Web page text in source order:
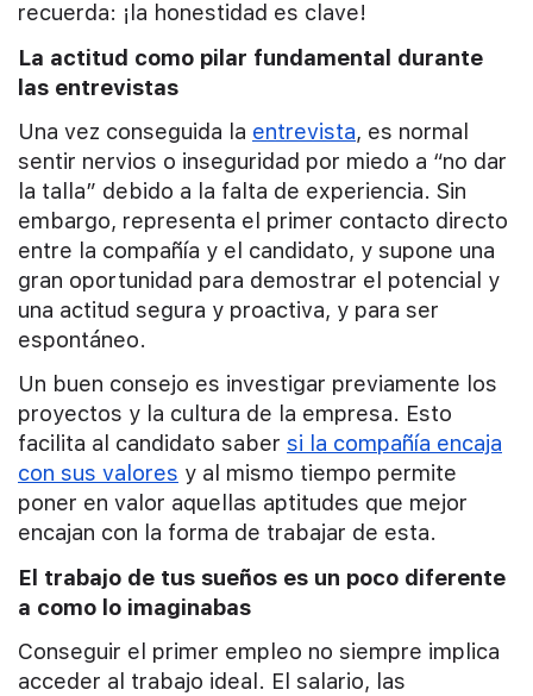
recuerda: ¡la honestidad es clave!
La actitud como pilar fundamental durante
las entrevistas
Una vez conseguida la entrevista, es normal
sentir nervios o inseguridad por miedo a “no dar
la talla” debido a la falta de experiencia. Sin
embargo, representa el primer contacto directo
entre la compañía y el candidato, y supone una
gran oportunidad para demostrar el potencial y
una actitud segura y proactiva, y para ser
espontáneo.
Un buen consejo es investigar previamente los
proyectos y la cultura de la empresa. Esto
facilita al candidato saber si la compañía encaja
con sus valores y al mismo tiempo permite
poner en valor aquellas aptitudes que mejor
encajan con la forma de trabajar de esta.
El trabajo de tus sueños es un poco diferente
a como lo imaginabas
Conseguir el primer empleo no siempre implica
acceder al trabajo ideal. El salario, las